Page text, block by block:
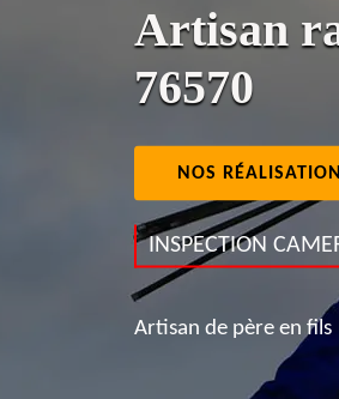
Artisan
76570
NOS
INSPECTION
Artisan de père en fils